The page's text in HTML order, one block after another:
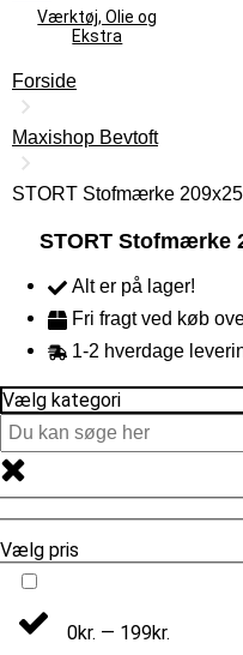
Værktøj, Olie og
Ekstra
Forside
Maxishop Bevtoft
STORT Stofmærke
STORT Stofmærke
Alt er på lager!
Fri fragt ved køb
1-2 hverdage
Vælg kategori
Vælg pris
0kr. — 199kr.